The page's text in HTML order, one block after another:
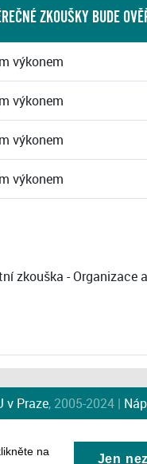
ZKOUŠKY BUDE
výkonem
výkonem
výkonem
výkonem
zkouška - Organizace
v Praze, 2005-2024 |
na
Jen